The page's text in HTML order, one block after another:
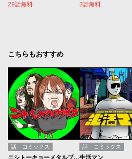
29話無料 3話無料
こちらもおすすめ
話 コミックス
ニシトーキョーメタルブラザーズ
話 コミックス
生活マン